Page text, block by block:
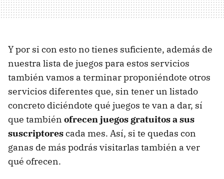
Y por si con esto no tienes suficiente, además de
nuestra lista de juegos para estos servicios
también vamos a terminar proponiéndote otros
servicios diferentes que, sin tener un listado
concreto diciéndote qué juegos te van a dar, sí
que también ofrecen juegos gratuitos a sus
suscriptorescada mes. Así, si te quedas con
ganas de más podrás visitarlas también a ver
qué ofrecen.